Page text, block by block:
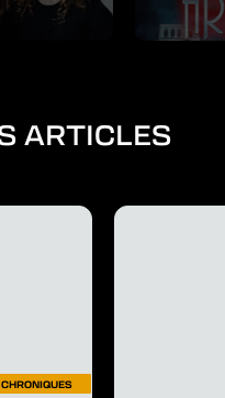
ARTICLES
CHRONIQUES